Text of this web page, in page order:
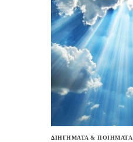
ΔΙΗΓΗΜΑΤΑ & ΠΟΙΗΜΑΤΑ